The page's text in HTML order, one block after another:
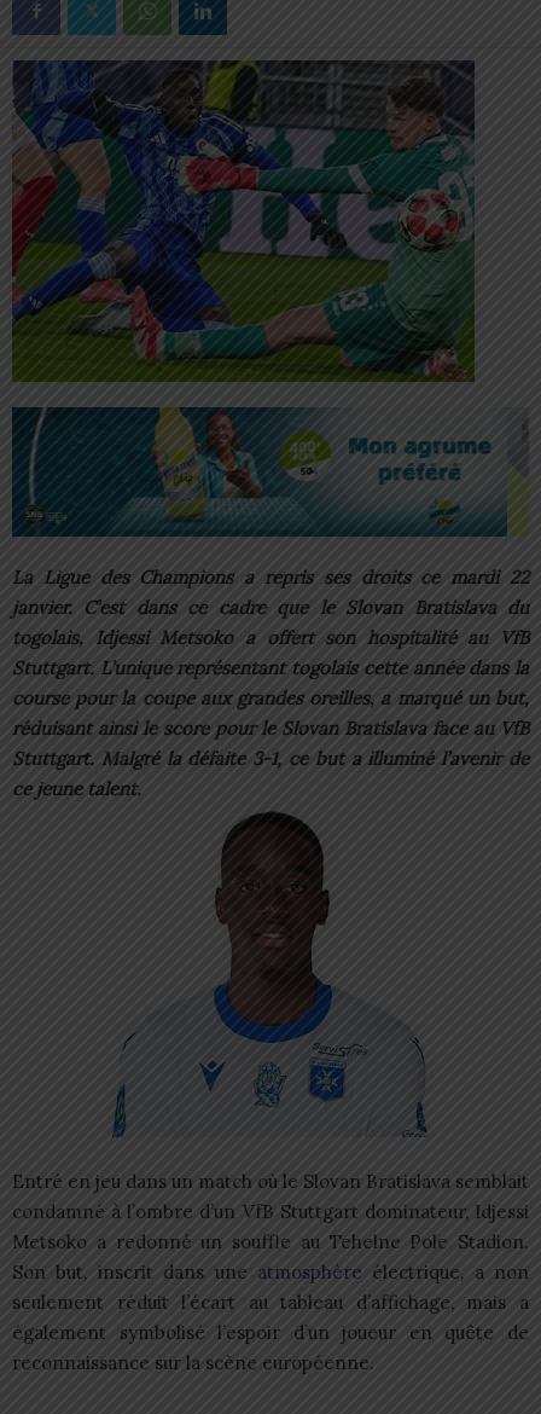
La Ligue des Champions a repris ses droits ce mardi 22
janvier. C’est dans ce cadre que le Slovan Bratislava du
togolais, Idjessi Metsoko a offert son hospitalité au VfB
Stuttgart. L’unique représentant togolais cette année dans la
course pour la coupe aux grandes oreilles, a marqué un but,
réduisant ainsi le score pour le Slovan Bratislava face au VfB
Stuttgart. Malgré la défaite 3-1, ce but a illuminé l’avenir de
ce jeune talent.
Entré en jeu dans un match où le Slovan Bratislava semblait
condamné à l’ombre d’un VfB Stuttgart dominateur, Idjessi
Metsoko a redonné un souffle au Tehelne Pole Stadion.
Son but, inscrit dans une atmosphère électrique, a non
seulement réduit l’écart au tableau d’affichage, mais a
également symbolisé l’espoir d’un joueur en quête de
reconnaissance sur la scène européenne.